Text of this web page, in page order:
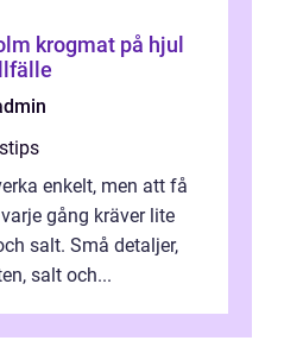
hjul
enkelt, men att få
gång kräver lite
salt. Små detaljer,
salt och...